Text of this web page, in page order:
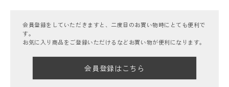
会員登録をしていただきますと、二度目のお買い物時にとても便利で
す。
お気に入り商品をご登録いただけるなどお買い物が便利になります。
会員登録はこちら